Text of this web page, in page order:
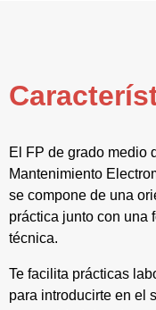
El FP de grado medio
Mantenimiento
se compone de una
práctica junto con una
técnica.
Te facilita prácticas
para introducirte en el